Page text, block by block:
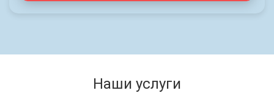
Наши услуги